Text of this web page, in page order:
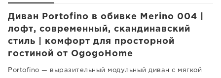
Диван Portofino в обивке Merino 004 |
лофт, современный, скандинавский
стиль | комфорт для просторной
гостиной от OgogoHome
Portofino — выразительный модульный диван с мягкой